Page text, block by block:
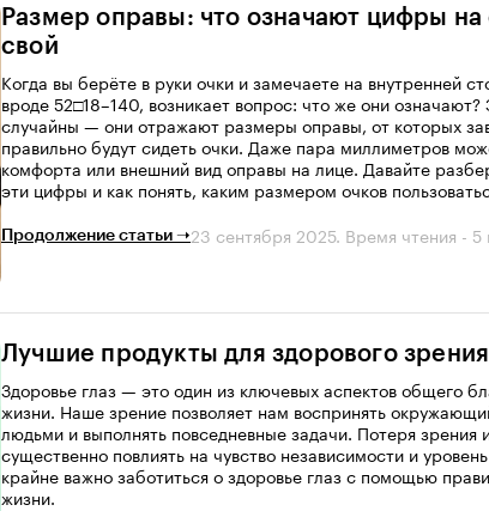
Размер оправы: что означают цифры на
свой
Когда вы берёте в руки очки и замечаете на внутренней
вроде 52□18–140, возникает вопрос: что же они
случайны — они отражают размеры оправы, от которых
правильно будут сидеть очки. Даже пара миллиметров
комфорта или внешний вид оправы на лице. Давайте
эти цифры и как понять, каким размером очков
Продолжение статьи ➝23 сентября 2025. Время чтения - 5
Лучшие продукты для здорового зрения
Здоровье глаз — это один из ключевых аспектов общего
жизни. Наше зрение позволяет нам воспринять
людьми и выполнять повседневные задачи. Потеря зрения
существенно повлиять на чувство независимости и
крайне важно заботиться о здоровье глаз с помощью
жизни.